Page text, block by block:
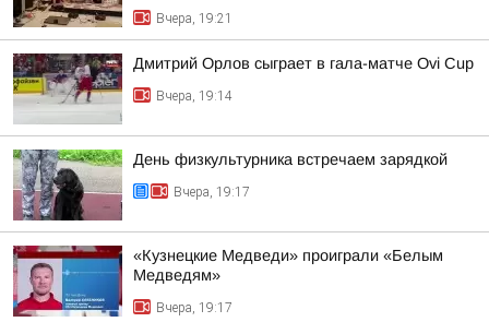
Вчера, 19:21
Дмитрий Орлов сыграет в гала-матче Ovi Cup
Вчера, 19:14
День физкультурника встречаем зарядкой
Вчера, 19:17
«Кузнецкие Медведи» проиграли «Белым
Медведям»
Вчера, 19:17